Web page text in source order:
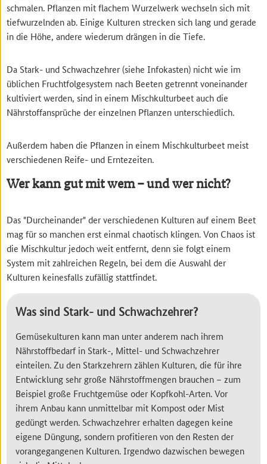
Was sind Stark- und Schwachzehrer?
Gemüsekulturen kann man unter anderem nach ihrem
Nährstoffbedarf in Stark-, Mittel- und Schwachzehrer
einteilen. Zu den Starkzehrern zählen Kulturen, die für ihre
Entwicklung sehr große Nährstoffmengen brauchen – zum
Beispiel große Fruchtgemüse oder Kopfkohl-Arten. Vor
ihrem Anbau kann unmittelbar mit Kompost oder Mist
gedüngt werden. Schwachzehrer erhalten dagegen keine
eigene Düngung, sondern profitieren von den Resten der
vorangegangenen Kulturen. Irgendwo dazwischen bewegen
schmalen. Pflanzen mit flachem Wurzelwerk wechseln sich mit
tiefwurzelnden ab. Einige Kulturen strecken sich lang und gerade
in die Höhe, andere wiederum drängen in die Tiefe.
Da Stark- und Schwachzehrer (siehe Infokasten) nicht wie im
üblichen Fruchtfolgesystem nach Beeten getrennt voneinander
kultiviert werden, sind in einem Mischkulturbeet auch die
Nährstoffansprüche der einzelnen Pflanzen unterschiedlich.
Außerdem haben die Pflanzen in einem Mischkulturbeet meist
verschiedenen Reife- und Erntezeiten.
Wer kann gut mit wem – und wer nicht?
Das "Durcheinander" der verschiedenen Kulturen auf einem Beet
mag für so manchen erst einmal chaotisch klingen. Von Chaos ist
die Mischkultur jedoch weit entfernt, denn sie folgt einem
System mit zahlreichen Regeln, bei dem die Auswahl der
Kulturen keinesfalls zufällig stattfindet.